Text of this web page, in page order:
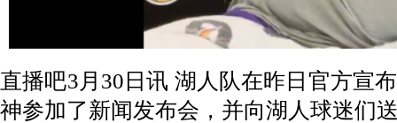
直播吧3月30日讯 湖人队在昨日官方宣
神参加了新闻发布会，并向湖人球迷们